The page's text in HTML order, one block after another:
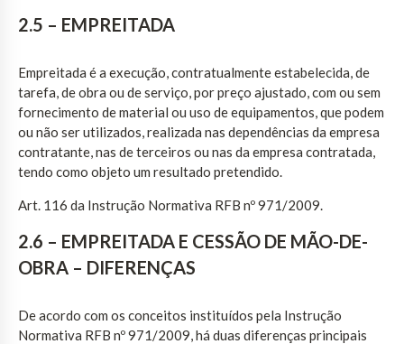
2.5 – EMPREITADA
Empreitada é a execução, contratualmente estabelecida, de
tarefa, de obra ou de serviço, por preço ajustado, com ou sem
fornecimento de material ou uso de equipamentos, que podem
ou não ser utilizados, realizada nas dependências da empresa
contratante, nas de terceiros ou nas da empresa contratada,
tendo como objeto um resultado pretendido.
Art. 116 da Instrução Normativa RFB nº 971/2009.
2.6 – EMPREITADA E CESSÃO DE MÃO-DE-
OBRA – DIFERENÇAS
De acordo com os conceitos instituídos pela Instrução
Normativa RFB nº 971/2009, há duas diferenças principais